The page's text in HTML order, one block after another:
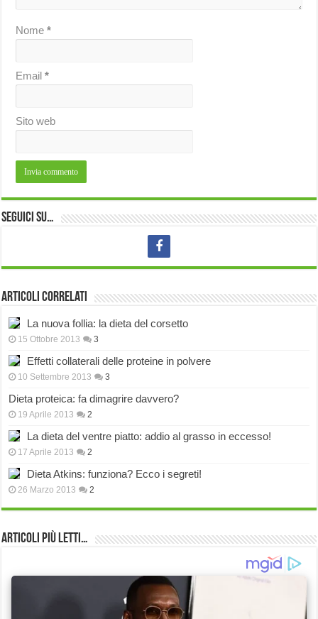
Nome*
Email*
Sito web
Seguici su…
Articoli correlati
La nuova follia: la dieta del corsetto
15 Ottobre 2013 3
Effetti collaterali delle proteine in polvere
10 Settembre 2013 3
Dieta proteica: fa dimagrire davvero?
19 Aprile 2013 2
La dieta del ventre piatto: addio al grasso in eccesso!
17 Aprile 2013 2
Dieta Atkins: funziona? Ecco i segreti!
26 Marzo 2013 2
Articoli più Letti…